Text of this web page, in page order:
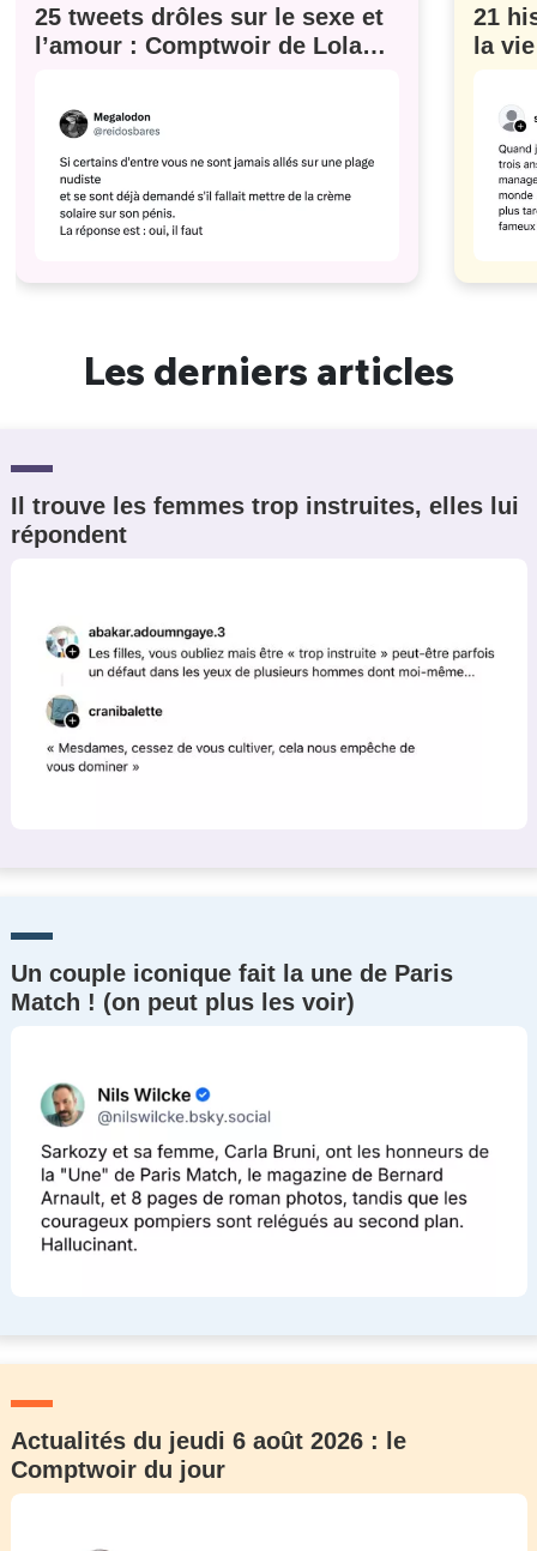
25 tweets drôles sur le sexe et
l’amour : Comptwoir de Lola
21
la
Les derniers articles
Il trouve les femmes trop instruites, elles lui
répondent
Un couple iconique fait la une de Paris
Match ! (on peut plus les voir)
Actualités du jeudi 6 août 2026 : le
Comptwoir du jour